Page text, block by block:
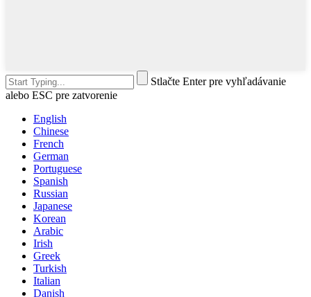
Stlačte Enter pre vyhľadávanie
alebo ESC pre zatvorenie
English
Chinese
French
German
Portuguese
Spanish
Russian
Japanese
Korean
Arabic
Irish
Greek
Turkish
Italian
Danish